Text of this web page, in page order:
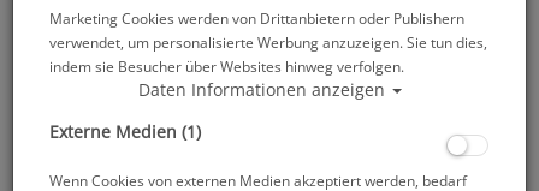
Marketing Cookies werden von Drittanbietern oder Publishern
verwendet, um personalisierte Werbung anzuzeigen. Sie tun dies,
indem sie Besucher über Websites hinweg verfolgen.
Daten Informationen anzeigen
Externe Medien (1)
Wenn Cookies von externen Medien akzeptiert werden, bedarf